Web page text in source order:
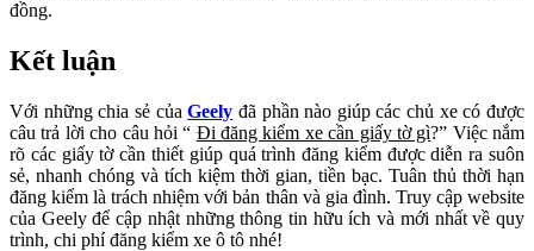
đồng.
Kết luận
Với những chia sẻ củaGeely đã phần nào giúp các chủ xe có được
câu trả lời cho câu hỏi “ Đi đăng kiểm xe cần giấy tờ gì?” Việc nắm
rõ các giấy tờ cần thiết giúp quá trình đăng kiểm được diễn ra suôn
sẻ, nhanh chóng và tích kiệm thời gian, tiền bạc. Tuân thủ thời hạn
đăng kiểm là trách nhiệm với bản thân và gia đình. Truy cập website
của Geely để cập nhật những thông tin hữu ích và mới nhất về quy
trình, chi phí đăng kiểm xe ô tô nhé!